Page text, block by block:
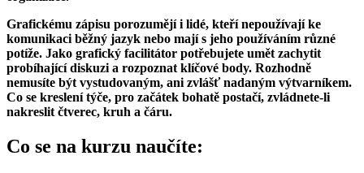
Grafickému zápisu porozumějí i lidé, kteří nepoužívají ke
komunikaci běžný jazyk nebo mají s jeho používáním různé
potíže. Jako grafický facilitátor potřebujete umět zachytit
probíhající diskuzi a rozpoznat klíčové body. Rozhodně
nemusíte být vystudovaným, ani zvlášť nadaným výtvarníkem.
Co se kreslení týče, pro začátek bohatě postačí, zvládnete-li
nakreslit čtverec, kruh a čáru.
Co se na kurzu naučíte: